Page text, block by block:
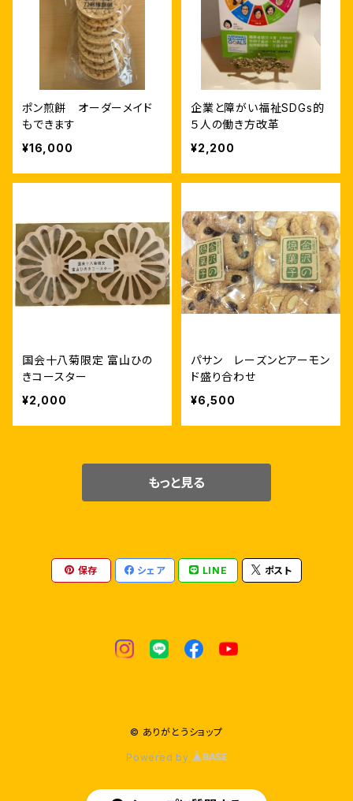
ポン煎餅 オーダーメイド
もできます
¥16,000
企業と障がい福祉SDGs的
５人の働き方改革
¥2,200
国会十八菊限定 富山ひの
きコースター
¥2,000
パサン レーズンとアーモン
ド盛り合わせ
¥6,500
もっと見る
保存 シェア LINE ポスト
© ありがとうショップ
Powered by